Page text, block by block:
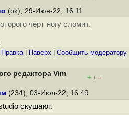
(ok), 29-Июн-22, 16:11
чёрт ногу сломит.
Правка| Наверх Cообщить модератору
редактора Vim
+ / –
(234), 03-Июл-22, 16:49
скушают.